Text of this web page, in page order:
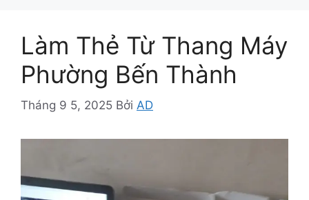
Làm Thẻ Từ Thang Máy
Phường Bến Thành
Tháng 9 5, 2025 Bởi AD